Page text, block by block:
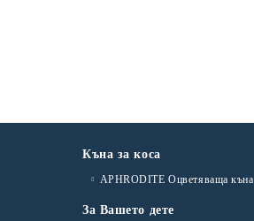
Къна за коса
APHRODITE Оцветяваща къна
За Вашето дете